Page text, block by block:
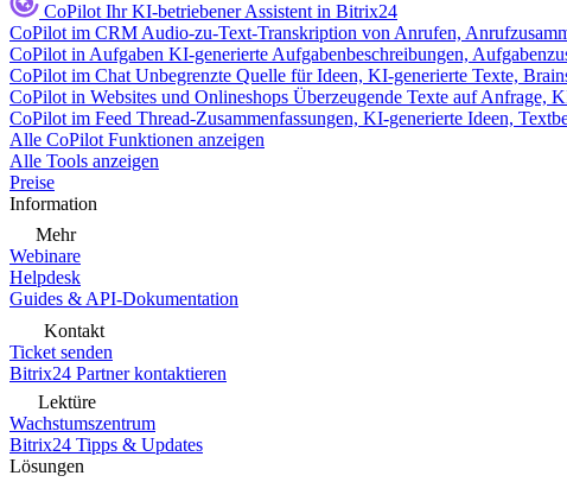
CoPilot Ihr KI-betriebener Assistent in Bitrix24
CoPilot im CRM Audio-zu-Text-Transkription von Anrufen,
CoPilot in Aufgaben KI-generierte Aufgabenbeschreibungen,
CoPilot im Chat Unbegrenzte Quelle für Ideen, KI-generierte Texte,
CoPilot in Websites und Onlineshops Überzeugende Texte auf Anfrage,
CoPilot im Feed Thread-Zusammenfassungen, KI-generierte Ideen,
Alle CoPilot Funktionen anzeigen
Alle Tools anzeigen
Preise
Information
Mehr
Webinare
Helpdesk
Guides & API-Dokumentation
Kontakt
Ticket senden
Bitrix24 Partner kontaktieren
Lektüre
Wachstumszentrum
Bitrix24 Tipps & Updates
Lösungen